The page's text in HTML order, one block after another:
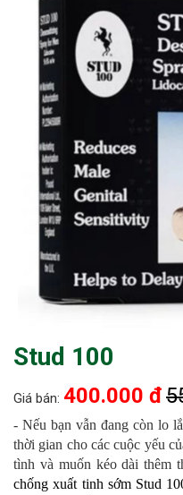
Stud 100
Giá bán: 400.000 đ
- Nếu bạn vẫn đang còn lo
thời gian cho các cuộc yếu
tình và muốn kéo dài thêm
chống xuất tinh sớm Stud